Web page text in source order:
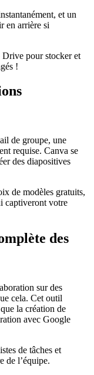
et un
en arrière si
Drive pour stocker et
!
de groupe, une
requise. Canva se
des diapositives
de modèles gratuits,
captiveront votre
des
sur des
cela. Cet outil
la création de
avec Google
de tâches et
de l’équipe.